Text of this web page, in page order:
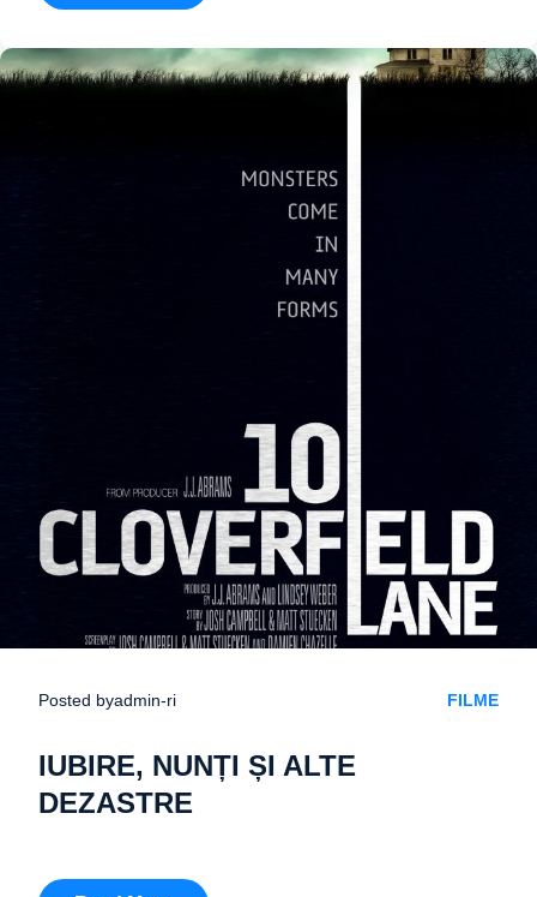
Posted byadmin-ri FILME
IUBIRE, NUNȚI ȘI ALTE
DEZASTRE